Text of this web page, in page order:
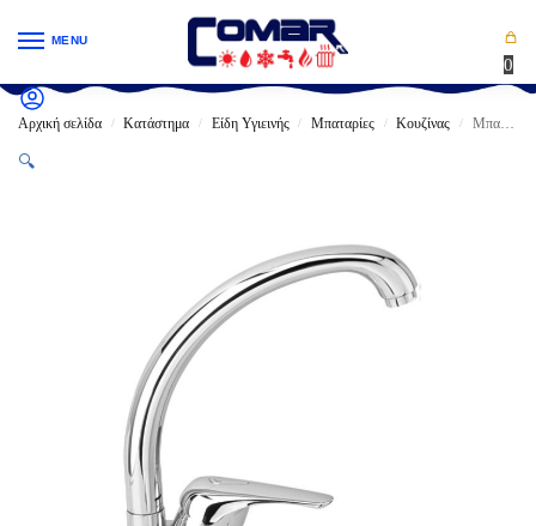
MENU
0
Αρχική σελίδα / Κατάστημα / Είδη Υγιεινής / Μπαταρίες / Κουζίνας / Μπαταρία Κουζίνας VIOSPIRAL ALPINO Με αθόρυβο μηχανισμό (38-06048)
🔍